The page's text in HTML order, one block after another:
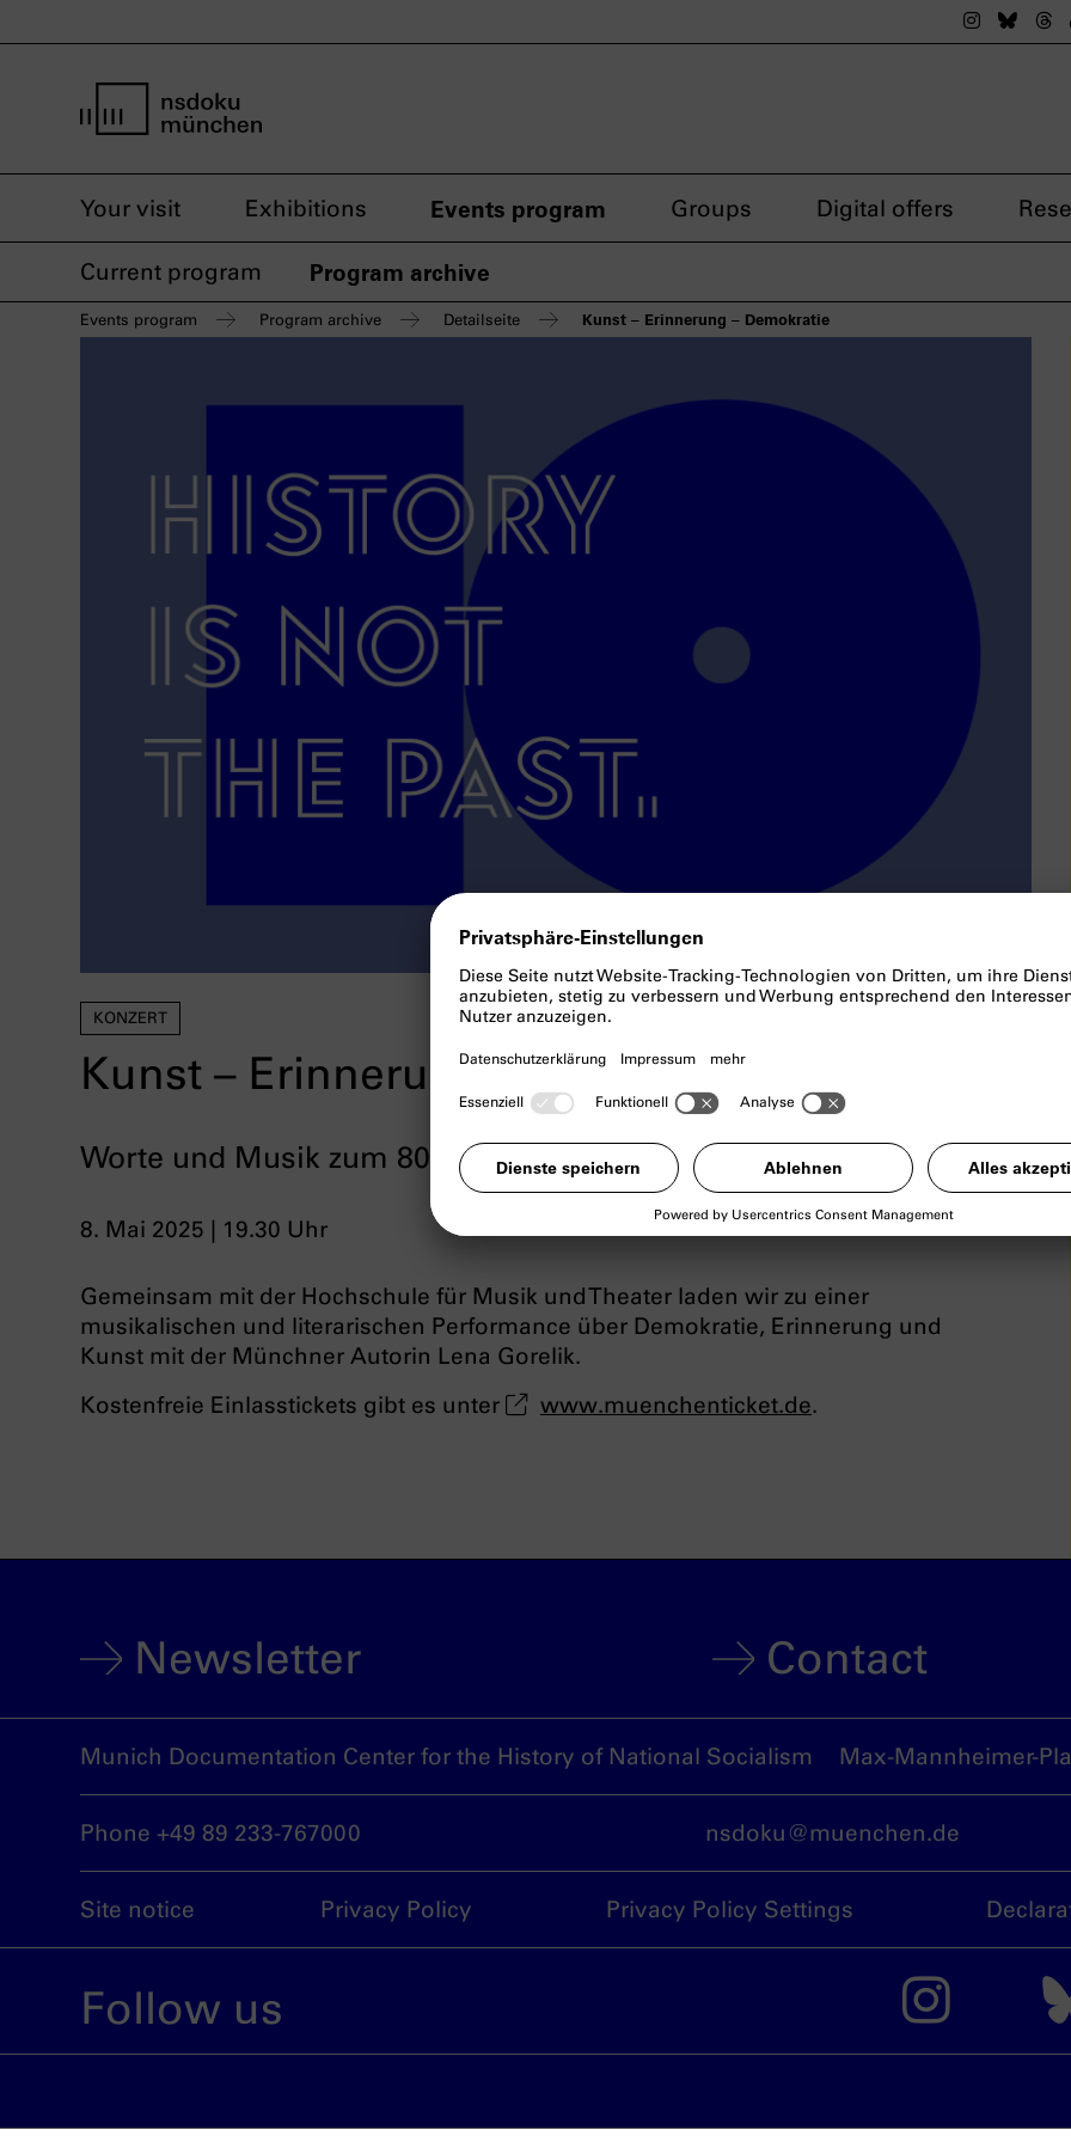
TheThe
Your visit Exhibitions Events program Groups Digital offers
Current program Program archive
Events program Program archive Detailseite Kunst – Erinnerung – Demokratie
KONZERT
Kunst – Erinnerung – Demokratie
Worte und Musik zum 80. Jahrestag des Kriegsendes
8. Mai 2025 | 19.30 Uhr
Gemeinsam mit der Hochschule für Musik und Theater laden wir zu einer
musikalischen und literarischen Performance über Demokratie, Erinnerung und
Kunst mit der Münchner Autorin Lena Gorelik.
Kostenfreie Einlasstickets gibt es unter
www.muenchenticket.de.
Newsletter Contact
Munich Documentation Center for the History of National Socialism Max-Mannheimer-
Phone +49 89 233-767000 nsdoku@muenchen.de
Site notice Privacy Policy Privacy Policy Settings
Follow us The